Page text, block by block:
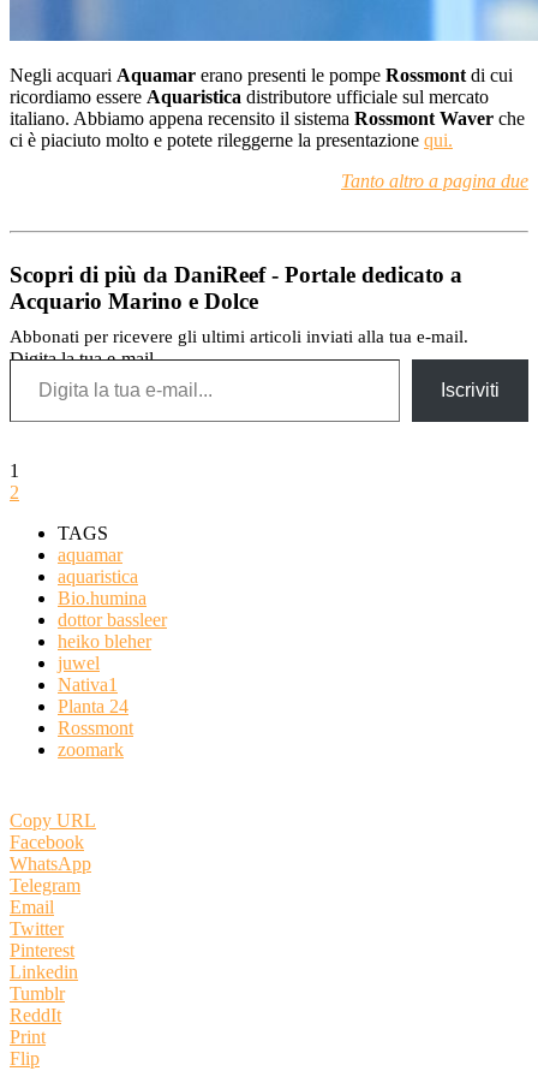
Negli acquari Aquamar erano presenti le pompe Rossmontdi cui
ricordiamo essere Aquaristica distributore ufficiale sul mercato
italiano. Abbiamo appena recensito il sistema Rossmont Waver che
ci è piaciuto molto e potete rileggerne la presentazione qui.
Tanto altro a pagina due
Scopri di più da DaniReef - Portale dedicato a
Acquario Marino e Dolce
Abbonati per ricevere gli ultimi articoli inviati alla tua e-mail.
Digita la tua e-mail...
Iscriviti
1
2
TAGS
aquamar
aquaristica
Bio.humina
dottor bassleer
heiko bleher
juwel
Nativa1
Planta 24
Rossmont
zoomark
Copy URL
Facebook
WhatsApp
Telegram
Email
Twitter
Pinterest
Linkedin
Tumblr
ReddIt
Print
Flip